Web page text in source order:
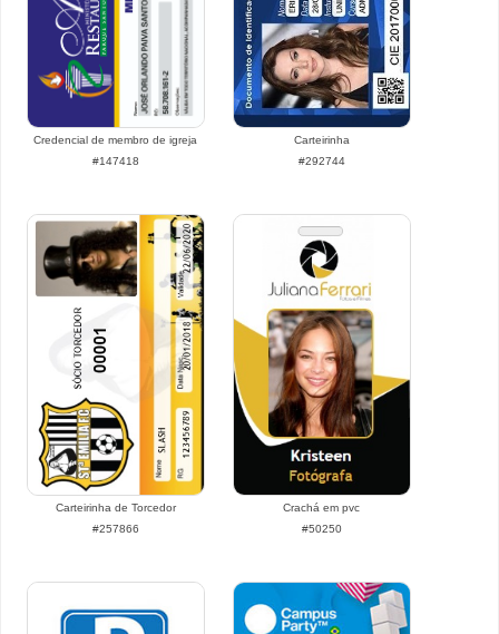
Credencial de membro de igreja
#147418
Carteirinha
#292744
Carteirinha de Torcedor
#257866
Crachá em pvc
#50250